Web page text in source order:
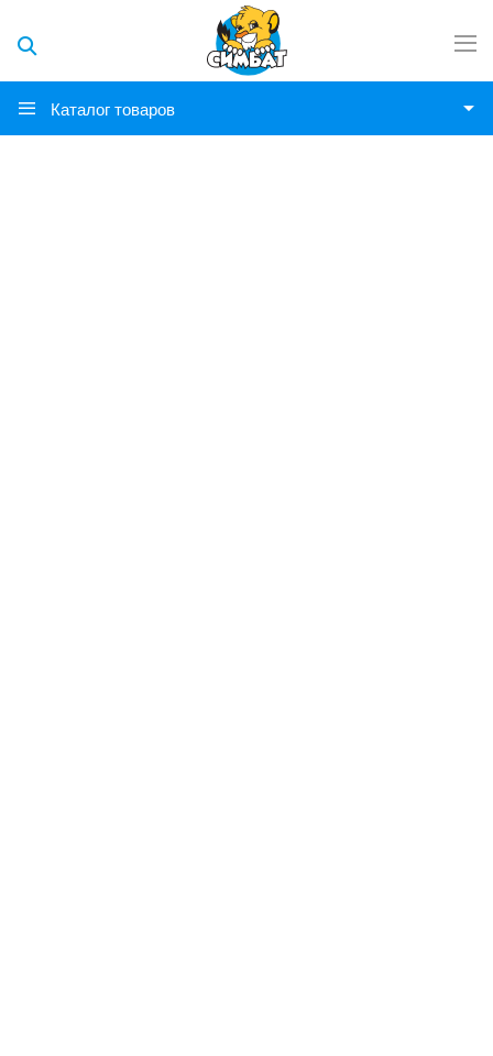
Каталог товаров